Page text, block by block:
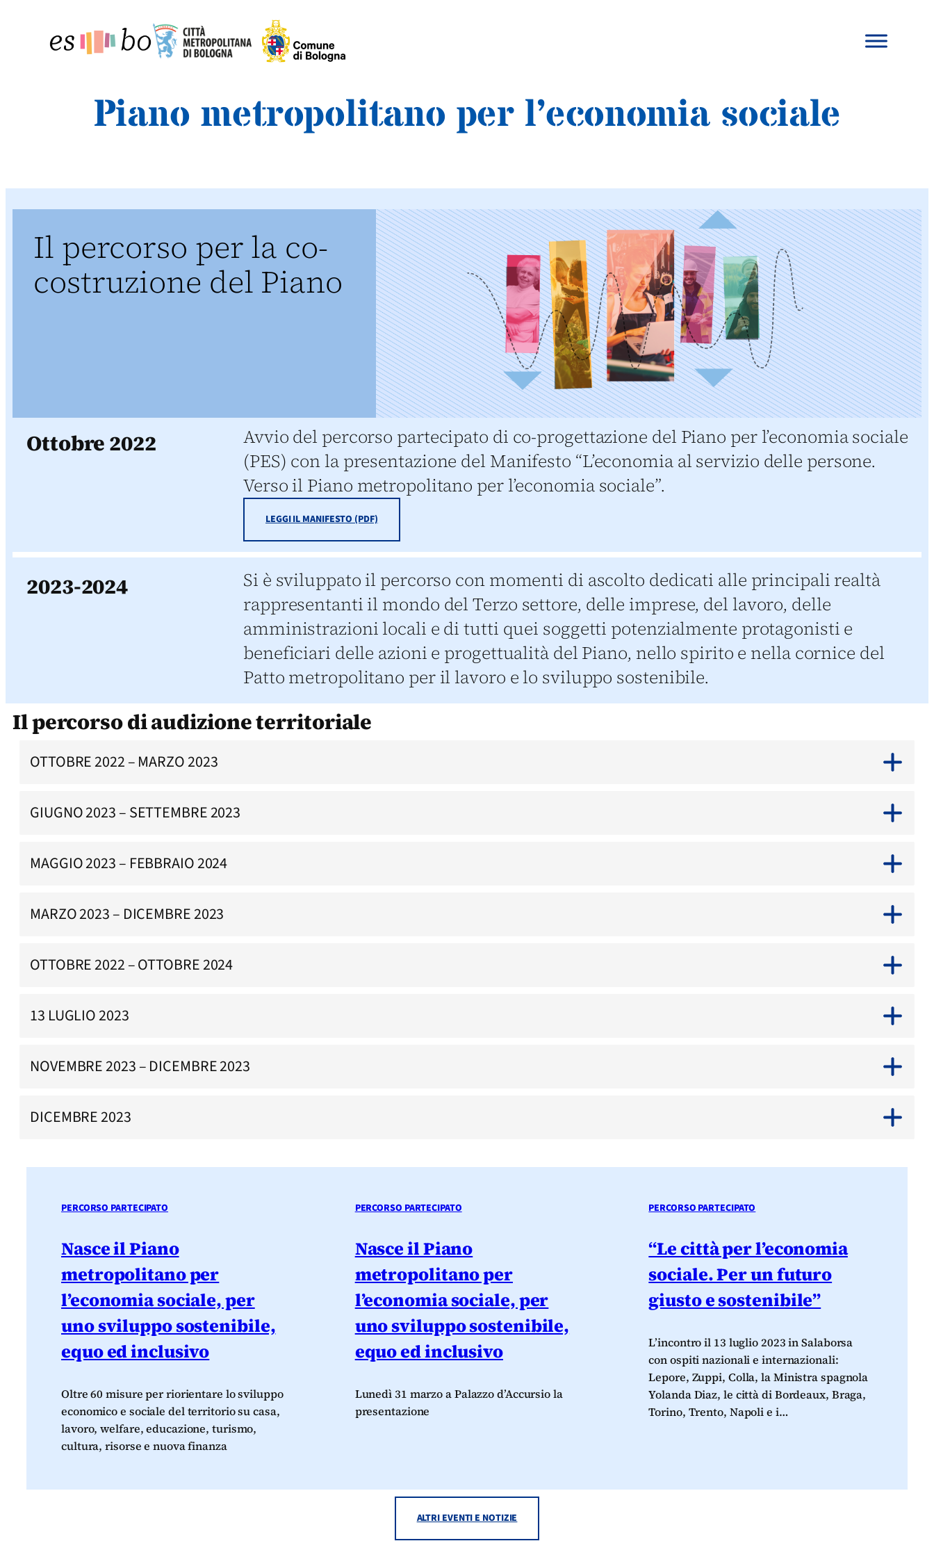
contenuto
Piano metropolitano per l’economia sociale
Il percorso per la co-
costruzione del Piano
Ottobre 2022
Avvio del percorso partecipato di co-progettazione del Piano per l’economia sociale
(PES) con la presentazione del Manifesto “L’economia al servizio delle persone.
Verso il Piano metropolitano per l’economia sociale”.
LEGGI IL MANIFESTO (PDF)
2023-2024
Si è sviluppato il percorso con momenti di ascolto dedicati alle principali realtà
rappresentanti il mondo del Terzo settore, delle imprese, del lavoro, delle
amministrazioni locali e di tutti quei soggetti potenzialmente protagonisti e
beneficiari delle azioni e progettualità del Piano, nello spirito e nella cornice del
Patto metropolitano per il lavoro e lo sviluppo sostenibile.
Il percorso di audizione territoriale
OTTOBRE 2022 – MARZO 2023
GIUGNO 2023 – SETTEMBRE 2023
MAGGIO 2023 – FEBBRAIO 2024
MARZO 2023 – DICEMBRE 2023
OTTOBRE 2022 – OTTOBRE 2024
13 LUGLIO 2023
NOVEMBRE 2023 – DICEMBRE 2023
DICEMBRE 2023
PERCORSO PARTECIPATO
Nasce il Piano
metropolitano per
l’economia sociale, per
uno sviluppo sostenibile,
equo ed inclusivo
Oltre 60 misure per riorientare lo sviluppo
economico e sociale del territorio su casa,
lavoro, welfare, educazione, turismo,
cultura, risorse e nuova finanza
PERCORSO PARTECIPATO
Nasce il Piano
metropolitano per
l’economia sociale, per
uno sviluppo sostenibile,
equo ed inclusivo
Lunedì 31 marzo a Palazzo d’Accursio la
presentazione
PERCORSO PARTECIPATO
“Le città per l’economia
sociale. Per un futuro
giusto e sostenibile”
L’incontro il 13 luglio 2023 in Salaborsa
con ospiti nazionali e internazionali:
Lepore, Zuppi, Colla, la Ministra spagnola
Yolanda Diaz, le città di Bordeaux, Braga,
Torino, Trento, Napoli e i…
ALTRI EVENTI E NOTIZIE